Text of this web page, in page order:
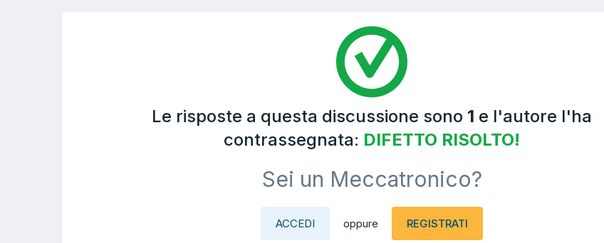
Le risposte a questa discussione sono 1 e l'autore l'ha
contrassegnata: DIFETTO RISOLTO!
Sei un Meccatronico?
ACCEDI oppure REGISTRATI